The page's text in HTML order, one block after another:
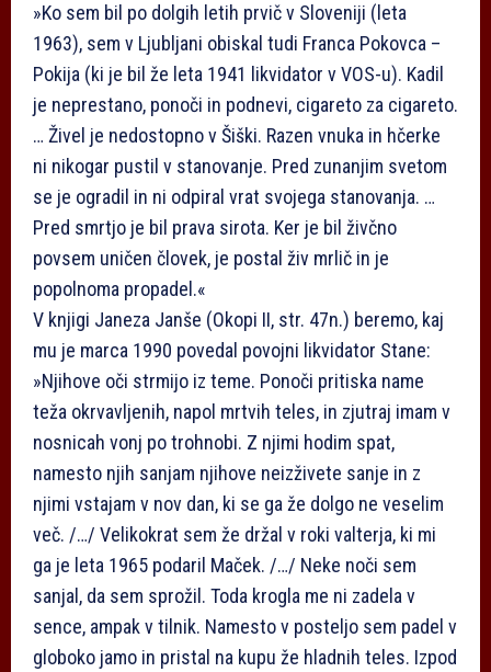
»Ko sem bil po dolgih letih prvič v Sloveniji (leta
1963), sem v Ljubljani obiskal tudi Franca Pokovca –
Pokija (ki je bil že leta 1941 likvidator v VOS-u). Kadil
je neprestano, ponoči in podnevi, cigareto za cigareto.
… Živel je nedostopno v Šiški. Razen vnuka in hčerke
ni nikogar pustil v stanovanje. Pred zunanjim svetom
se je ogradil in ni odpiral vrat svojega stanovanja. …
Pred smrtjo je bil prava sirota. Ker je bil živčno
povsem uničen človek, je postal živ mrlič in je
popolnoma propadel.«
V knjigi Janeza Janše (Okopi II, str. 47n.) beremo, kaj
mu je marca 1990 povedal povojni likvidator Stane:
»Njihove oči strmijo iz teme. Ponoči pritiska name
teža okrvavljenih, napol mrtvih teles, in zjutraj imam v
nosnicah vonj po trohnobi. Z njimi hodim spat,
namesto njih sanjam njihove neizživete sanje in z
njimi vstajam v nov dan, ki se ga že dolgo ne veselim
več. /…/ Velikokrat sem že držal v roki valterja, ki mi
ga je leta 1965 podaril Maček. /…/ Neke noči sem
sanjal, da sem sprožil. Toda krogla me ni zadela v
sence, ampak v tilnik. Namesto v posteljo sem padel v
globoko jamo in pristal na kupu že hladnih teles. Izpod